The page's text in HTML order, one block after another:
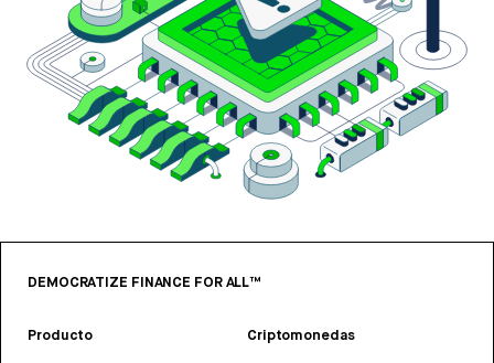
DEMOCRATIZE FINANCE FOR ALL™
Producto Criptomonedas